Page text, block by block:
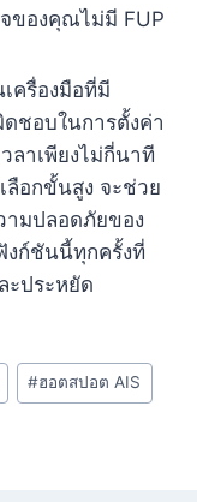
ของคุณไม่มี FUP
ครื่องมือที่มี
ชอบในการตั้งค่า
ลาเพียงไม่กี่นาที
ลือกขั้นสูง จะช่วย
ามปลอดภัยของ
ก์ชันนี้ทุกครั้งที่
ะประหยัด
#ฮอตสปอต AIS